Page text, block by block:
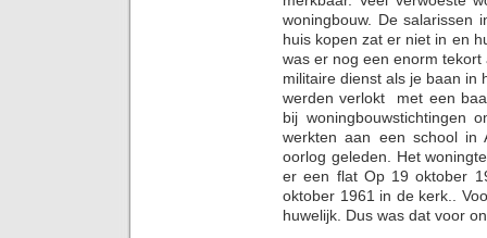
woningbouw. De salarissen
huis kopen zat er niet in en
was er nog een enorm
militaire dienst als je baan in
werden verlokt met een
bij woningbouwstichtingen
werkten aan een school
oorlog geleden. Het
er een flat Op 19 oktober
oktober 1961 in de kerk..
huwelijk. Dus was dat voor